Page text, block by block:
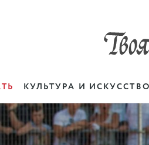
КУЛЬТУРА И ИСКУССТВО